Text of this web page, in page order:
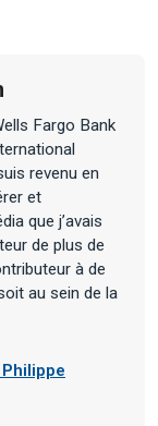
Fargo Bank
revenu en
et
que j’avais
de plus de
à de
au sein de la